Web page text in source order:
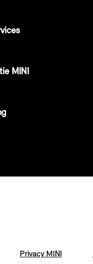
MINI
Privacy MINI